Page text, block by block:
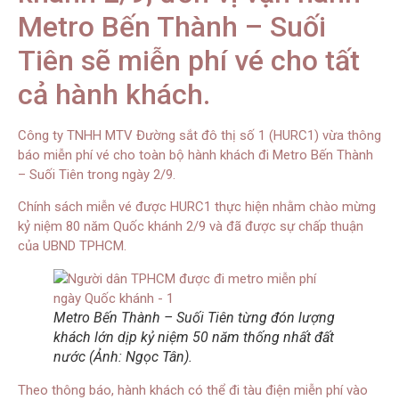
Metro Bến Thành – Suối
Tiên sẽ miễn phí vé cho tất
cả hành khách.
Công ty TNHH MTV Đường sắt đô thị số 1 (HURC1) vừa thông
báo miễn phí vé cho toàn bộ hành khách đi Metro Bến Thành
– Suối Tiên trong ngày 2/9.
Chính sách miễn vé được HURC1 thực hiện nhằm chào mừng
kỷ niệm 80 năm Quốc khánh 2/9 và đã được sự chấp thuận
của UBND TPHCM.
Metro Bến Thành – Suối Tiên từng đón lượng
khách lớn dịp kỷ niệm 50 năm thống nhất đất
nước (Ảnh: Ngọc Tân).
Theo thông báo, hành khách có thể đi tàu điện miễn phí vào